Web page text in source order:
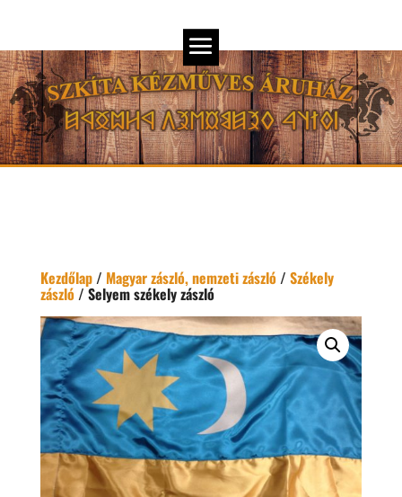
Kezdőlap/ Magyar zászló, nemzeti zászló/ Székely
zászló/ Selyem székely zászló